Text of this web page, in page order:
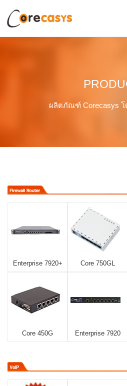
ผลิตภัณฑ์ Corecasys โ
Enterprise 7920+ Core 750GL
Core 450G Enterprise 7920